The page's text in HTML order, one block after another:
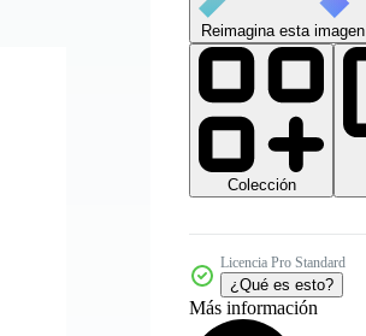
Reimagina esta imagen
Colección
Licencia Pro Standard
¿Qué es esto?
Más información